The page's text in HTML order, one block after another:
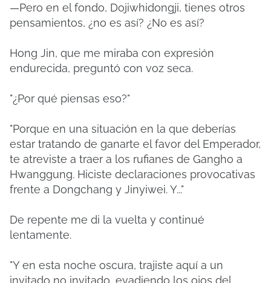
—Pero en el fondo, Dojiwhidongji, tienes otros
pensamientos, ¿no es así? ¿No es así?
Hong Jin, que me miraba con expresión
endurecida, preguntó con voz seca.
"¿Por qué piensas eso?"
"Porque en una situación en la que deberías
estar tratando de ganarte el favor del Emperador,
te atreviste a traer a los rufianes de Gangho a
Hwanggung. Hiciste declaraciones provocativas
frente a Dongchang y Jinyiwei. Y..."
De repente me di la vuelta y continué
lentamente.
"Y en esta noche oscura, trajiste aquí a un
invitado no invitado, evadiendo los ojos del